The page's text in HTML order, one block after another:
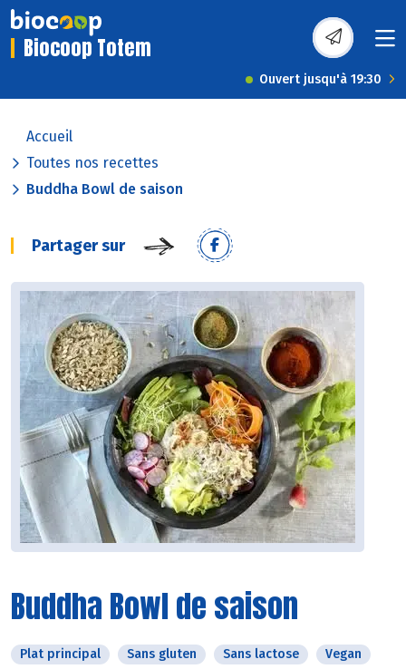
Biocoop Totem
Ouvert jusqu'à 19:30
Accueil
Toutes nos recettes
Buddha Bowl de saison
Partager sur
Buddha Bowl de saison
Plat principal Sans gluten Sans lactose
Vegan